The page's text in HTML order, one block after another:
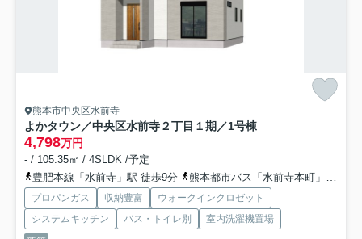
熊本市中央区水前寺
よかタウン／中央区水前寺２丁目１期／1号棟
4,798万円
- / 105.35㎡ / 4SLDK /予定
豊肥本線「水前寺」駅 徒歩9分
熊本都市バス「水前寺本町」バス停下車 徒歩3分
プロパンガス 収納豊富
ウォークインクロゼット
システムキッチン
バス・トイレ別
室内洗濯機置場